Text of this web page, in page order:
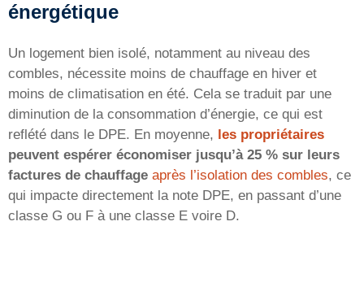
énergétique
Un logement bien isolé, notamment au niveau des
combles, nécessite moins de chauffage en hiver et
moins de climatisation en été. Cela se traduit par une
diminution de la consommation d’énergie, ce qui est
reflété dans le DPE. En moyenne, les propriétaires
peuvent espérer économiser jusqu’à 25 % sur leurs
factures de chauffage après l’isolation des combles, ce
qui impacte directement la note DPE, en passant d’une
classe G ou F à une classe E voire D.